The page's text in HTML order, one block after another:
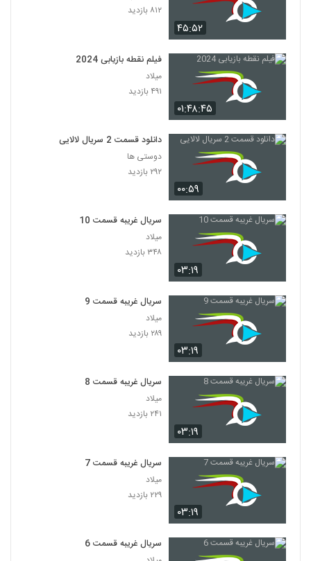
۴۵:۵۲
۸۱۲ بازدید
۰۱:۴۸:۴۵
فیلم نقطه بازیابی 2024
میلاد
۴۹۱ بازدید
۰۰:۵۹
دانلود قسمت 2 سریال لالایی
دوستی ها
۲۹۲ بازدید
۰۳:۱۹
سریال غریبه قسمت 10
میلاد
۳۴۸ بازدید
۰۳:۱۹
سریال غریبه قسمت 9
میلاد
۲۸۹ بازدید
۰۳:۱۹
سریال غریبه قسمت 8
میلاد
۲۴۱ بازدید
۰۳:۱۹
سریال غریبه قسمت 7
میلاد
۲۲۹ بازدید
سریال غریبه قسمت 6